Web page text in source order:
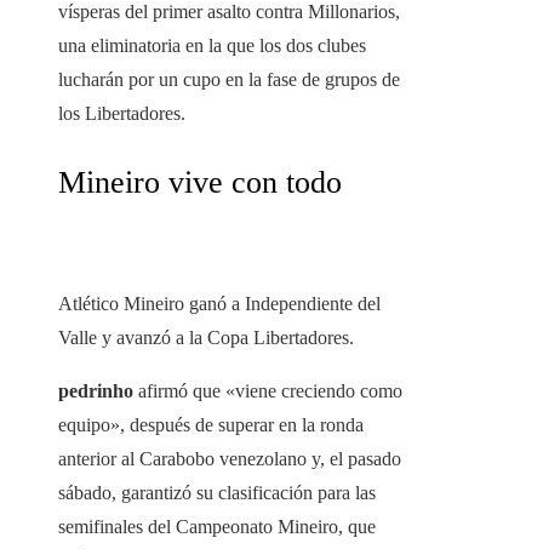
vísperas del primer asalto contra Millonarios,
una eliminatoria en la que los dos clubes
lucharán por un cupo en la fase de grupos de
los Libertadores.
Mineiro vive con todo
Atlético Mineiro ganó a Independiente del
Valle y avanzó a la Copa Libertadores.
pedrinho afirmó que «viene creciendo como
equipo», después de superar en la ronda
anterior al Carabobo venezolano y, el pasado
sábado, garantizó su clasificación para las
semifinales del Campeonato Mineiro, que